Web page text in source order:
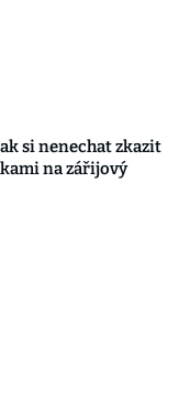
si nenechat zkazit
na zářijový